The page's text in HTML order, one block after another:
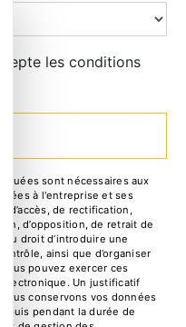
Masquer le
les conditions
sont nécessaires aux
à l'entreprise et ses
d’accès, de rectification,
d’opposition, de retrait de
droit d’introduire une
ainsi que d’organiser
pouvez exercer ces
électronique. Un justificatif
conservons vos données
puis pendant la durée de